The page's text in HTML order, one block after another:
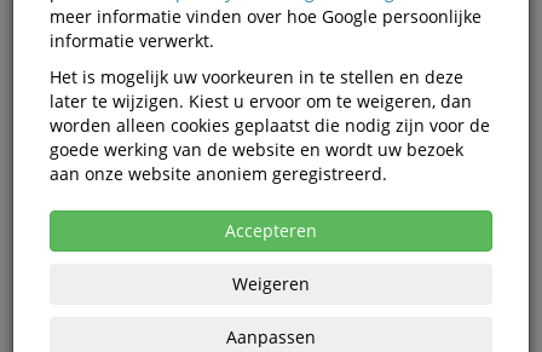
Veiligheidsartikelen Bedrijfskleding
Bedrijfskleding
Bedrijfskleding overige
meer informatie vinden over hoe Google persoonlijke
informatie verwerkt.
Het is mogelijk uw voorkeuren in te stellen en deze
later te wijzigen. Kiest u ervoor om te weigeren, dan
worden alleen cookies geplaatst die nodig zijn voor de
goede werking van de website en wordt uw bezoek
aan onze website anoniem geregistreerd.
Accepteren
Weigeren
Aanpassen